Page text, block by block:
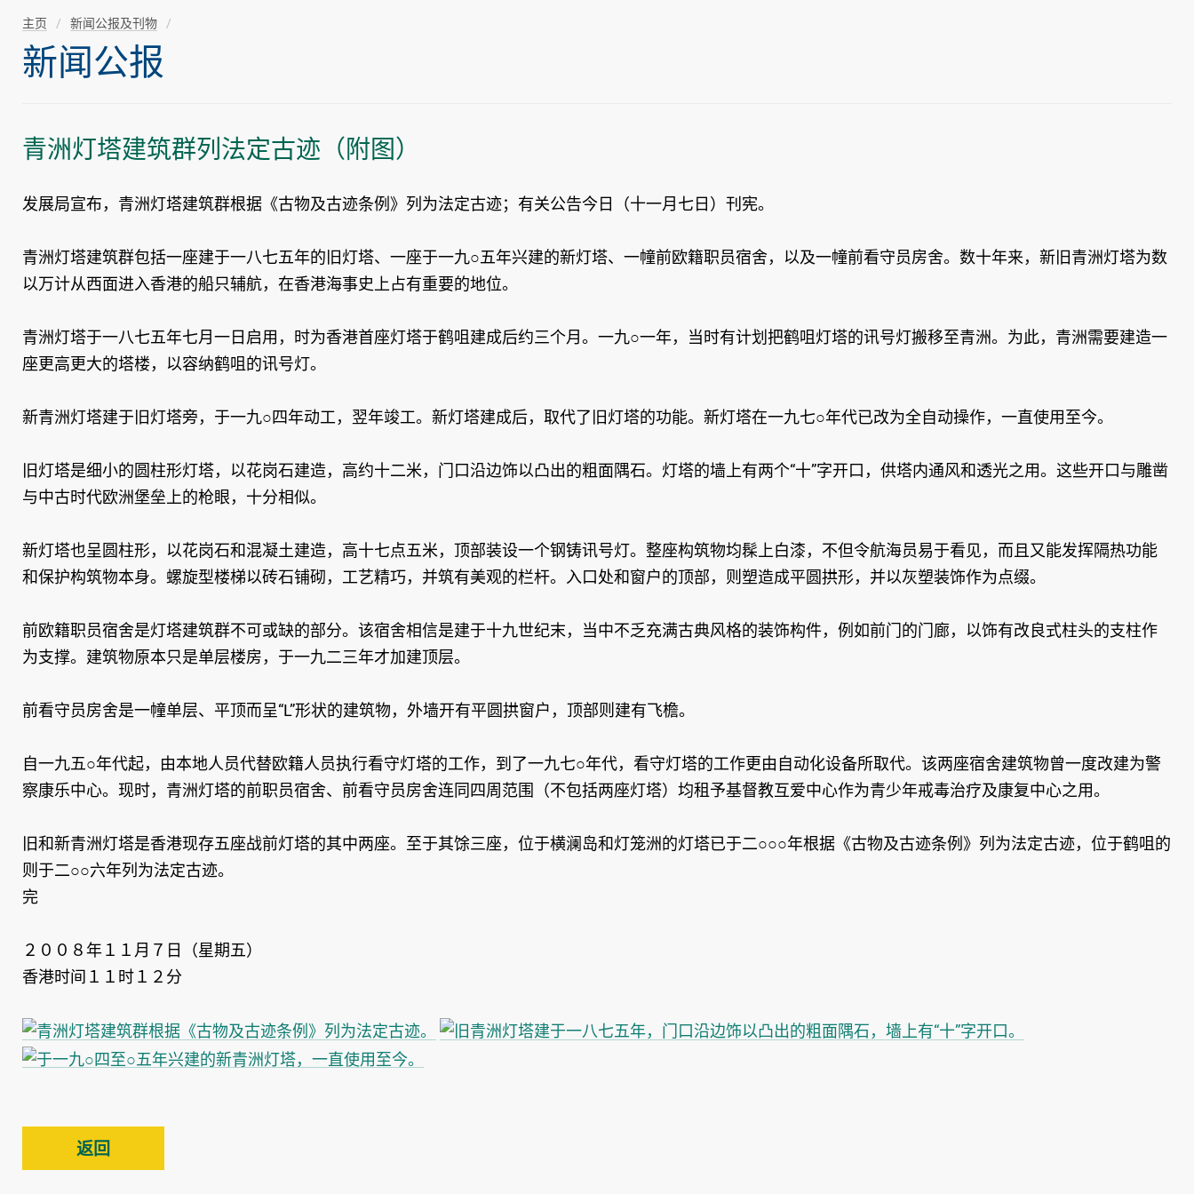
主页 新闻公报及刊物
新闻公报
青洲灯塔建筑群列法定古迹（附图）
发展局宣布，青洲灯塔建筑群根据《古物及古迹条例》列为法定古迹；有关公告今日（十一月七日）刊宪。
青洲灯塔建筑群包括一座建于一八七五年的旧灯塔、一座于一九○五年兴建的新灯塔、一幢前欧籍职员宿舍，以及一幢前看守员房舍。数十年来，新旧青洲灯塔为数
以万计从西面进入香港的船只辅航，在香港海事史上占有重要的地位。
青洲灯塔于一八七五年七月一日启用，时为香港首座灯塔于鹤咀建成后约三个月。一九○一年，当时有计划把鹤咀灯塔的讯号灯搬移至青洲。为此，青洲需要建造一
座更高更大的塔楼，以容纳鹤咀的讯号灯。
新青洲灯塔建于旧灯塔旁，于一九○四年动工，翌年竣工。新灯塔建成后，取代了旧灯塔的功能。新灯塔在一九七○年代已改为全自动操作，一直使用至今。
旧灯塔是细小的圆柱形灯塔，以花岗石建造，高约十二米，门口沿边饰以凸出的粗面隅石。灯塔的墙上有两个“十”字开口，供塔内通风和透光之用。这些开口与雕凿
与中古时代欧洲堡垒上的枪眼，十分相似。
新灯塔也呈圆柱形，以花岗石和混凝土建造，高十七点五米，顶部装设一个钢铸讯号灯。整座构筑物均髹上白漆，不但令航海员易于看见，而且又能发挥隔热功能
和保护构筑物本身。螺旋型楼梯以砖石铺砌，工艺精巧，并筑有美观的栏杆。入口处和窗户的顶部，则塑造成平圆拱形，并以灰塑装饰作为点缀。
前欧籍职员宿舍是灯塔建筑群不可或缺的部分。该宿舍相信是建于十九世纪末，当中不乏充满古典风格的装饰构件，例如前门的门廊，以饰有改良式柱头的支柱作
为支撑。建筑物原本只是单层楼房，于一九二三年才加建顶层。
前看守员房舍是一幢单层、平顶而呈“L”形状的建筑物，外墙开有平圆拱窗户，顶部则建有飞檐。
自一九五○年代起，由本地人员代替欧籍人员执行看守灯塔的工作，到了一九七○年代，看守灯塔的工作更由自动化设备所取代。该两座宿舍建筑物曾一度改建为警
察康乐中心。现时，青洲灯塔的前职员宿舍、前看守员房舍连同四周范围（不包括两座灯塔）均租予基督教互爱中心作为青少年戒毒治疗及康复中心之用。
旧和新青洲灯塔是香港现存五座战前灯塔的其中两座。至于其馀三座，位于横澜岛和灯笼洲的灯塔已于二○○○年根据《古物及古迹条例》列为法定古迹，位于鹤咀的
则于二○○六年列为法定古迹。
完
２００８年１１月７日（星期五）
香港时间１１时１２分
返回